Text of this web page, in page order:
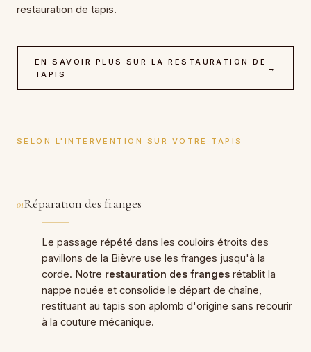
restauration de tapis.
EN SAVOIR PLUS SUR LA RESTAURATION DE
TAPIS
→
SELON L'INTERVENTION SUR VOTRE TAPIS
01Réparation des franges
Le passage répété dans les couloirs étroits des
pavillons de la Bièvre use les franges jusqu'à la
corde. Notre restauration des franges rétablit la
nappe nouée et consolide le départ de chaîne,
restituant au tapis son aplomb d'origine sans recourir
à la couture mécanique.